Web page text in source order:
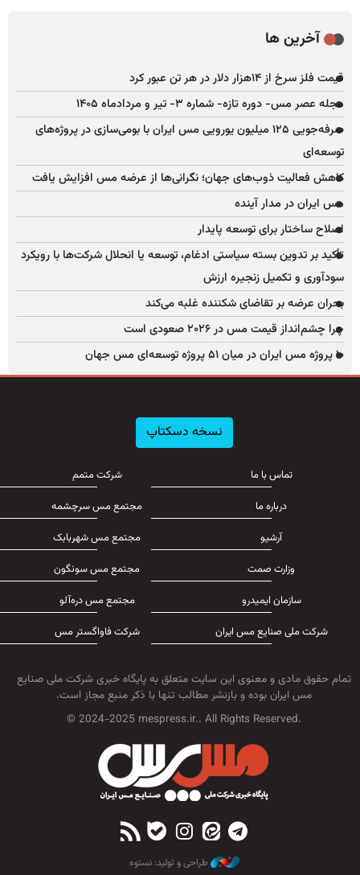
آخرین ها
قیمت فلز سرخ از ۱۴هزار دلار در هر تن عبور کرد
مجله عصر مس- دوره تازه- شماره ۳- تیر و مردادماه ۱۴۰۵
صرفه‌جویی ۱۲۵ میلیون یورویی مس ایران با بومی‌سازی در پروژه‌های
توسعه‌ای
کاهش فعالیت ذوب‌های جهان؛ نگرانی‌ها از عرضه مس افزایش یافت
مس ایران در مدار آینده
اصلاح ساختار برای توسعه پایدار
تأکید بر تدوین بسته سیاستی ادغام، توسعه یا انحلال شرکت‌ها با رویکرد
سودآوری و تکمیل زنجیره ارزش
بحران عرضه بر تقاضای شکننده غلبه می‌کند
چرا چشم‌انداز قیمت مس در ۲۰۲۶ صعودی است
۱۰ پروژه مس ایران در میان ۵۱ پروژه توسعه‌ای مس جهان
نسخه دسکتاپ
تماس با ما
درباره ما
آرشیو
وزارت صمت
سازمان ایمیدرو
شرکت ملی صنایع مس ایران
شرکت متمم
مجتمع مس سرچشمه
مجتمع مس شهربابک
مجتمع مس سونگون
مجتمع مس دره‌آلو
شرکت فاواگستر مس
تمام حقوق مادی و معنوی این سایت متعلق به پایگاه خبری شرکت ملی صنایع
مس ایران بوده و بازنشر مطالب تنها با ذکر منبع مجاز است.
© 2024-2025 mespress.ir.. All Rights Reserved.
طراحی و تولید: نستوه